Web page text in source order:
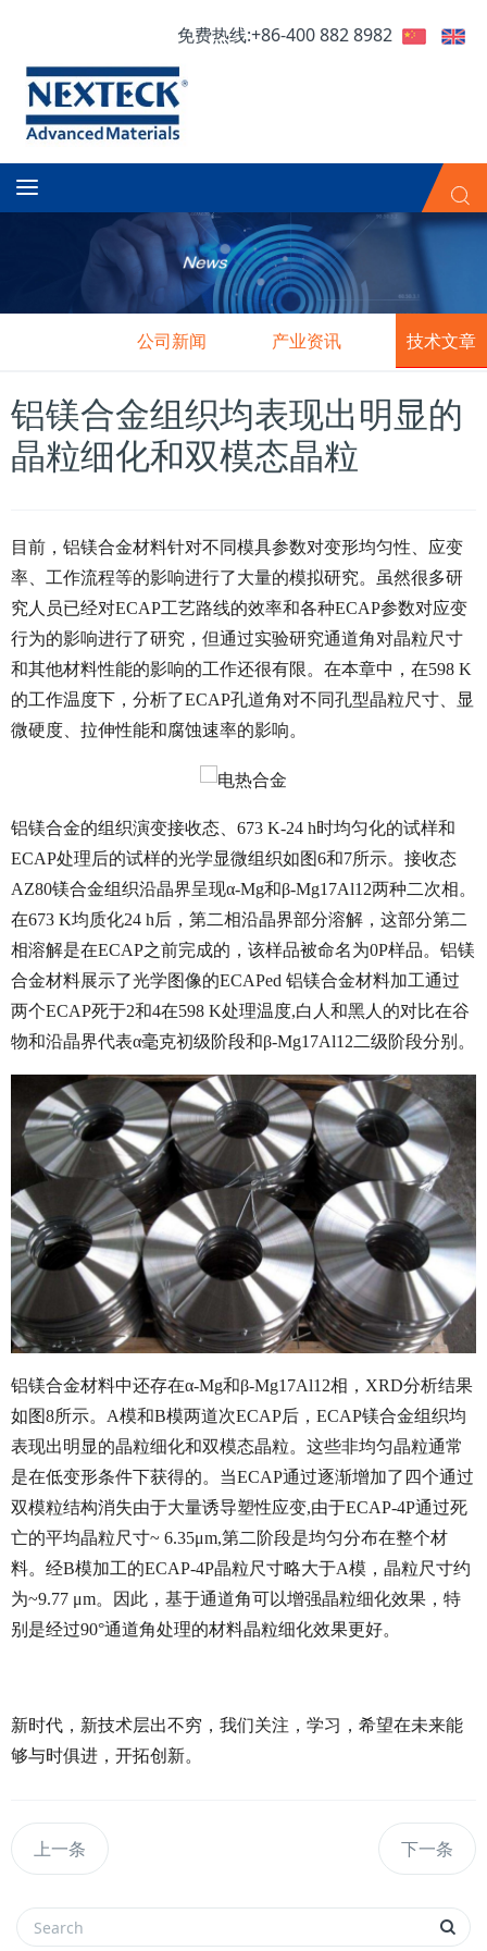
免费热线:+86-400 882 8982
公司新闻 产业资讯 技术文章
铝镁合金组织均表现出明显的
晶粒细化和双模态晶粒
目前，铝镁合金材料针对不同模具参数对变形均匀性、应变
率、工作流程等的影响进行了大量的模拟研究。虽然很多研
究人员已经对ECAP工艺路线的效率和各种ECAP参数对应变
行为的影响进行了研究，但通过实验研究通道角对晶粒尺寸
和其他材料性能的影响的工作还很有限。在本章中，在598 K
的工作温度下，分析了ECAP孔道角对不同孔型晶粒尺寸、显
微硬度、拉伸性能和腐蚀速率的影响。
铝镁合金的组织演变接收态、673 K-24 h时均匀化的试样和
ECAP处理后的试样的光学显微组织如图6和7所示。接收态
AZ80镁合金组织沿晶界呈现α-Mg和β-Mg17Al12两种二次相。
在673 K均质化24 h后，第二相沿晶界部分溶解，这部分第二
相溶解是在ECAP之前完成的，该样品被命名为0P样品。铝镁
合金材料展示了光学图像的ECAPed 铝镁合金材料加工通过
两个ECAP死于2和4在598 K处理温度,白人和黑人的对比在谷
物和沿晶界代表α毫克初级阶段和β-Mg17Al12二级阶段分别。
铝镁合金材料中还存在α-Mg和β-Mg17Al12相，XRD分析结果
如图8所示。A模和B模两道次ECAP后，ECAP镁合金组织均
表现出明显的晶粒细化和双模态晶粒。这些非均匀晶粒通常
是在低变形条件下获得的。当ECAP通过逐渐增加了四个通过
双模粒结构消失由于大量诱导塑性应变,由于ECAP-4P通过死
亡的平均晶粒尺寸~ 6.35μm,第二阶段是均匀分布在整个材
料。经B模加工的ECAP-4P晶粒尺寸略大于A模，晶粒尺寸约
为~9.77 μm。因此，基于通道角可以增强晶粒细化效果，特
别是经过90°通道角处理的材料晶粒细化效果更好。
新时代，新技术层出不穷，我们关注，学习，希望在未来能
够与时俱进，开拓创新。
上一条 下一条